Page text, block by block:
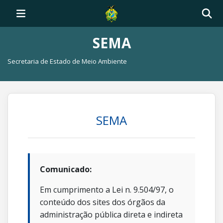
SEMA
Secretaria de Estado de Meio Ambiente
SEMA
Comunicado:
Em cumprimento a Lei n. 9.504/97, o
conteúdo dos sites dos órgãos da
administração pública direta e indireta